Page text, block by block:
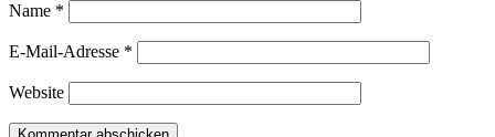
Name *
E-Mail-Adresse *
Website